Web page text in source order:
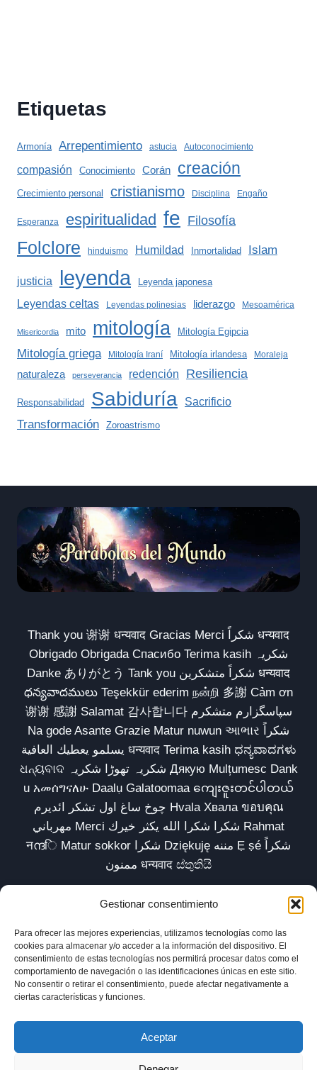
Gestionar consentimiento
Para ofrecer las mejores experiencias, utilizamos tecnologías como las
cookies para almacenar y/o acceder a la información del dispositivo. El
consentimiento de estas tecnologías nos permitirá procesar datos como el
comportamiento de navegación o las identificaciones únicas en este sitio.
No consentir o retirar el consentimiento, puede afectar negativamente a
ciertas características y funciones.
Aceptar
Etiquetas
Armonía Arrepentimiento astucia Autoconocimiento
compasión Conocimiento Corán creación
Crecimiento personal cristianismo Disciplina Engaño
Esperanza espiritualidad fe Filosofía
Folclore hinduismo Humildad Inmortalidad Islam
justicia leyenda Leyenda japonesa
Leyendas celtas Leyendas polinesias liderazgo Mesoamérica
Misericordia mito mitología Mitología Egipcia
Mitología griega Mitología Iraní Mitología irlandesa Moraleja
naturaleza perseverancia redención Resiliencia
Responsabilidad Sabiduría Sacrificio
Transformación Zoroastrismo
Thank you 谢谢 धन्यवाद Gracias Merci شكراً धन्यवाद
Obrigado Obrigada Спасибо Terima kasih شکریہ
Danke ありがとう Tank you شكراً متشكرين धन्यवाद
ధన్యవాదములు Teşekkür ederim நன்றி 多謝 Cảm ơn
谢谢 感謝 Salamat 감사합니다 سپاسگزارم متشکرم
Na gode Asante Grazie Matur nuwun આભાર شكراً
يسلمو يعطيك العافية धन्यवाद Terima kasih ಧನ್ಯವಾದಗಳು
ଧନ୍ୟବାଦ شکریہ تھوڑا شکریہ Дякую Mulțumesc Dank
u አመሰግናለሁ Daalụ Galatoomaa ကျေးဇူးတင်ပါတယ်
چوخ ساغ اول تشکر ائدیرم Hvala Хвала ขอบคุณ
مهرباني Merci شكرا شكرا الله يكثر خيرك Rahmat
नന്ദि Matur sokkor شكرا Dziękuję مننه Ẹ ṣé شكراً
ممنون धन्यवाद ස්තුතියි
Inicio Biblioteca Parábolas TV
Comunidad
Esencia
Blog
Política de privacidad
Aviso legal
Política de cookies (UE)